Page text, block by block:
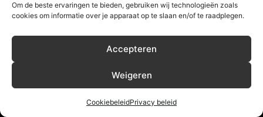
Om de beste ervaringen te bieden, gebruiken wij technologieën zoals
cookies om informatie over je apparaat op te slaan en/of te raadplegen.
Accepteren
Weigeren
CookiebeleidPrivacy beleid